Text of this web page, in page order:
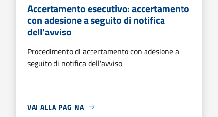
Accertamento esecutivo: accertamento
con adesione a seguito di notifica
dell'avviso
Procedimento di accertamento con adesione a
seguito di notifica dell'avviso
VAI ALLA PAGINA